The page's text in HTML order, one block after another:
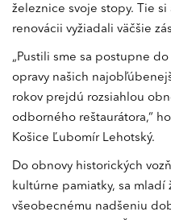
železnice svoje stopy. Tie
renovácii vyžiadali väčšie
„Pustili sme sa postupne
opravy našich
rokov prejdú rozsiahlou
odborného reštaurátora,“
Košice Ľubomír Lehotský.
Do obnovy historických
kultúrne pamiatky, sa
všeobecnému nadšeniu